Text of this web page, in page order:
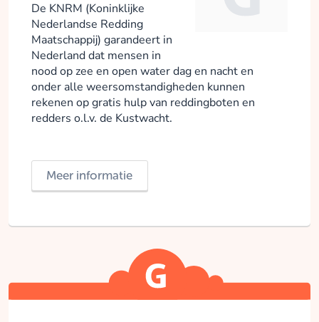
De KNRM (Koninklijke
Nederlandse Redding
Maatschappij) garandeert in
Nederland dat mensen in
nood op zee en open water dag en nacht en
onder alle weersomstandigheden kunnen
rekenen op gratis hulp van reddingboten en
redders o.l.v. de Kustwacht.
Meer informatie